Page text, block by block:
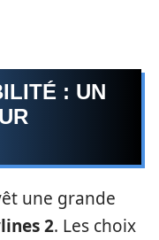
: UN
une grande
2. Les choix